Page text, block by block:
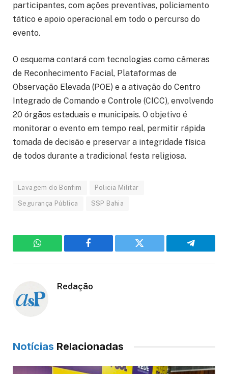
participantes, com ações preventivas, policiamento
tático e apoio operacional em todo o percurso do
evento.
O esquema contará com tecnologias como câmeras
de Reconhecimento Facial, Plataformas de
Observação Elevada (POE) e a ativação do Centro
Integrado de Comando e Controle (CICC), envolvendo
20 órgãos estaduais e municipais. O objetivo é
monitorar o evento em tempo real, permitir rápida
tomada de decisão e preservar a integridade física
de todos durante a tradicional festa religiosa.
Lavagem do Bonfim Policia Militar
Segurança Pública SSP Bahia
WhatsApp Facebook Twitter Telegram
Redação
Notícias Relacionadas